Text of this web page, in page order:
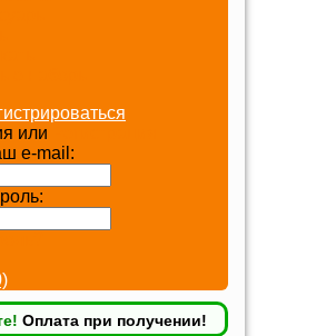
или
e-mail:
Оплата при получении!